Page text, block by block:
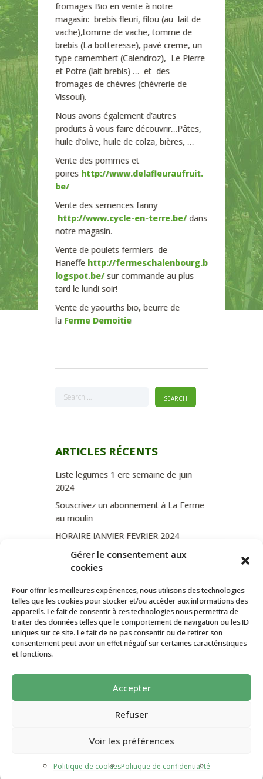
Gérer le consentement aux
cookies
Pour offrir les meilleures expériences, nous utilisons des technologies
telles que les cookies pour stocker et/ou accéder aux informations des
appareils. Le fait de consentir à ces technologies nous permettra de
traiter des données telles que le comportement de navigation ou les ID
uniques sur ce site. Le fait de ne pas consentir ou de retirer son
consentement peut avoir un effet négatif sur certaines caractéristiques
et fonctions.
Accepter
Refuser
Voir les préférences
Politique de cookiesPolitique de confidentialité
fromages Bio en vente à notre
magasin: brebis fleuri, filou (au lait de
vache),tomme de vache, tomme de
brebis (La botteresse), pavé creme, un
type camembert (Calendroz), Le Pierre
et Potre (lait brebis) … et des
fromages de chèvres (chèvrerie de
Vissoul).
Nous avons également d’autres
produits à vous faire découvrir…Pâtes,
huile d’olive, huile de colza, bières, …
Vente des pommes et
poires http://www.delafleuraufruit.
be/
Vente des semences fanny
http://www.cycle-en-terre.be/ dans
notre magasin.
Vente de poulets fermiers de
Haneffe http://fermeschalenbourg.b
logspot.be/ sur commande au plus
tard le lundi soir!
Vente de yaourths bio, beurre de
la Ferme Demoitie
ARTICLES RÉCENTS
Liste legumes 1 ere semaine de juin
2024
Souscrivez un abonnement à La Ferme
au moulin
HORAIRE JANVIER FEVRIER 2024
Soutien de La Province de Liège
JOURNEE PORTES OUVERTES
CATÉGORIES
La ferme Au Moulin 2026 - Tous droits
réservés